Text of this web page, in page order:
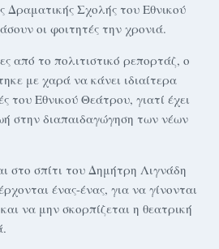
Σχολής του Εθνικού
οι φοιτητές την χρονιά.
από το πολιτιστικό ρεπορτάζ, ο
με χαρά να κάνει ιδιαίτερα
του Εθνικού Θεάτρου, γιατί έχει
στην διαπαιδαγώγηση των νέων
στο σπίτι του Δημήτρη Λιγνάδη
ένας-ένας, για να γίνονται
να μην σκορπίζεται η θεατρική